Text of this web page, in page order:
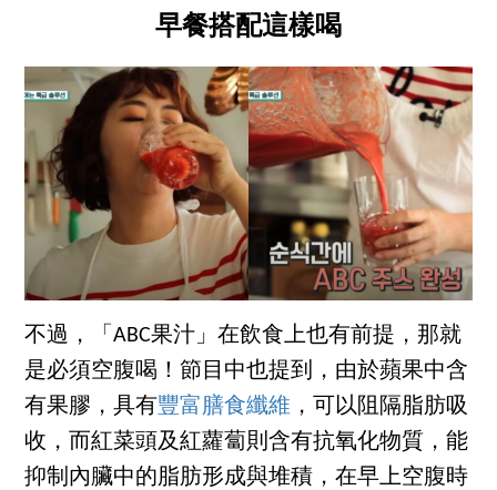
早餐搭配這樣喝
不過，「ABC果汁」在飲食上也有前提，那就
是必須空腹喝！節目中也提到，由於蘋果中含
有果膠，具有豐富膳食纖維 ，可以阻隔脂肪吸
收，而紅菜頭及紅蘿蔔則含有抗氧化物質，能
抑制內臟中的脂肪形成與堆積，在早上空腹時